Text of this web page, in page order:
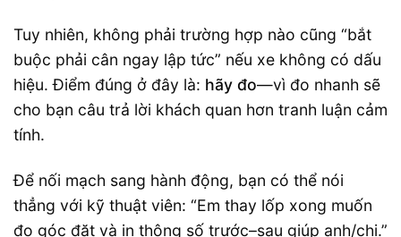
Tuy nhiên, không phải trường hợp nào cũng “bắt
buộc phải cân ngay lập tức” nếu xe không có dấu
hiệu. Điểm đúng ở đây là: hãy đo—vì đo nhanh sẽ
cho bạn câu trả lời khách quan hơn tranh luận cảm
tính.
Để nối mạch sang hành động, bạn có thể nói
thẳng với kỹ thuật viên: “Em thay lốp xong muốn
đo góc đặt và in thông số trước–sau giúp anh/chị.”